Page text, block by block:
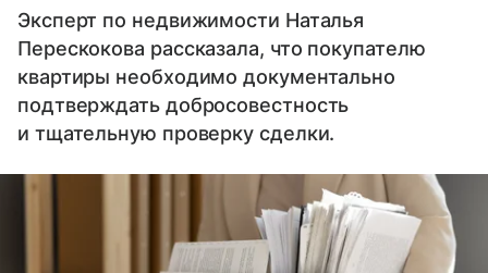
Эксперт по недвижимости Наталья
Перескокова рассказала, что покупателю
квартиры необходимо документально
подтверждать добросовестность
и тщательную проверку сделки.